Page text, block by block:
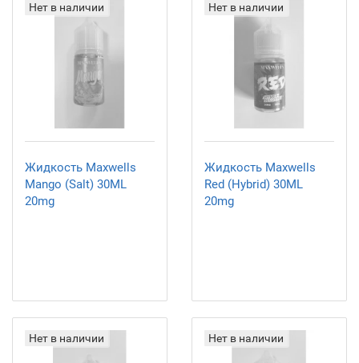
Нет в наличии
Жидкость Maxwells
Mango (Salt) 30ML
20mg
Нет в наличии
Жидкость Maxwells
Red (Hybrid) 30ML
20mg
Нет в наличии Нет в наличии